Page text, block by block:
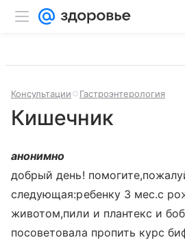
Консультации Гастроэнтерология
Кишечник
анонимно
добрый день!
следующая:ребенку 3 мес.с
животом,пили и плантекс и
посоветовала пропить курс